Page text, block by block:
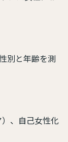
別と年齢を測
、自己女性化